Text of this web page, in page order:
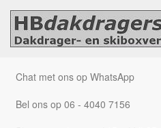
Chat met ons op WhatsApp
Bel ons op 06 - 4040 7156